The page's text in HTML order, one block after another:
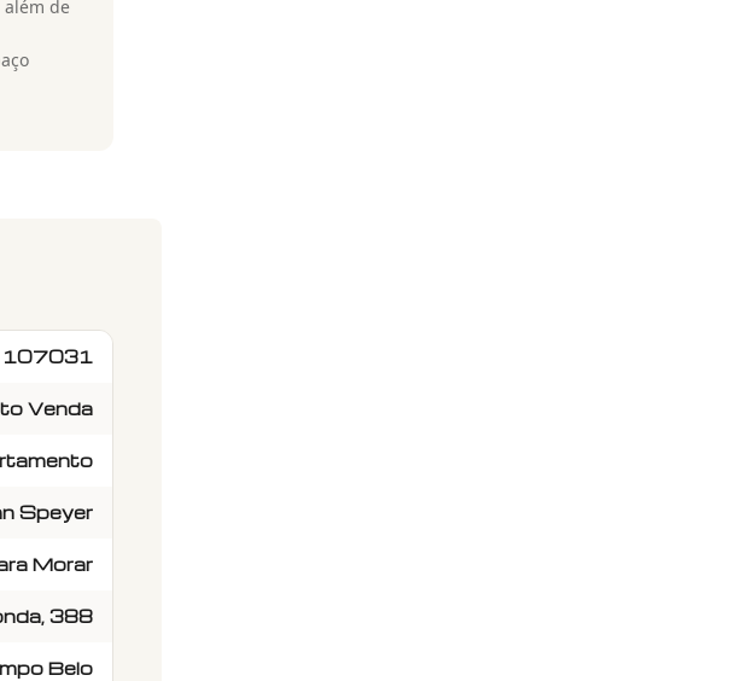
de
107031
Venda
Speyer
Morar
388
Belo